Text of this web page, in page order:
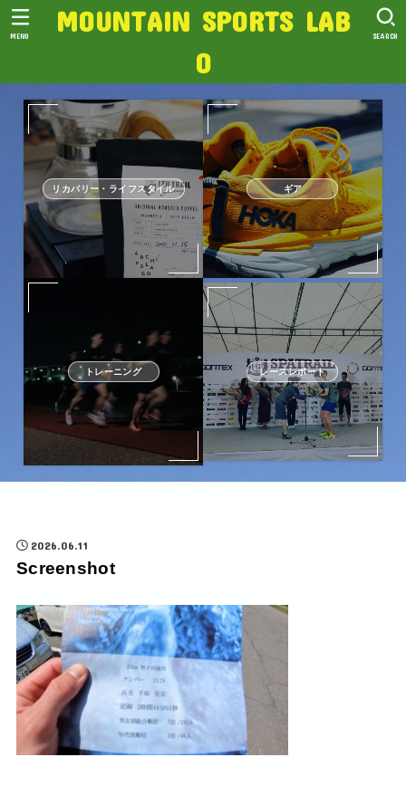
MOUNTAIN SPORTS LAB
O
SEARCH
MENU
リカバリー・ライフスタイル ギア
トレーニング レースレポート
2026.06.11
Screenshot